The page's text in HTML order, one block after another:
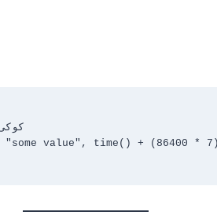
"some value", time() + (86400 *